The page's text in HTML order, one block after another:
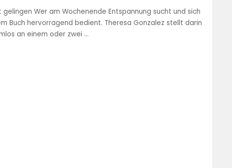
Wer am Wochenende Entspannung sucht und sich
Buch hervorragend bedient. Theresa Gonzalez stellt darin
an einem oder zwei ...